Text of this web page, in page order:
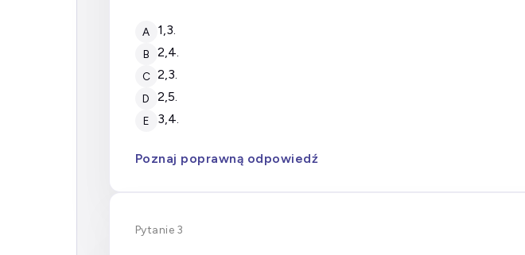
A 1,3.
B 2,4.
C 2,3.
D 2,5.
E 3,4.
Poznaj poprawną odpowiedź
Pytanie 3